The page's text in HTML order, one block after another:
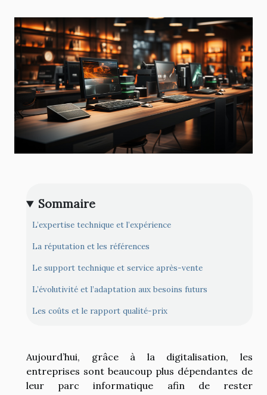
Sommaire
L’expertise technique et l’expérience
La réputation et les références
Le support technique et service après-vente
L’évolutivité et l’adaptation aux besoins futurs
Les coûts et le rapport qualité-prix
Aujourd’hui, grâce à la digitalisation, les
entreprises sont beaucoup plus dépendantes de
leur parc informatique afin de rester